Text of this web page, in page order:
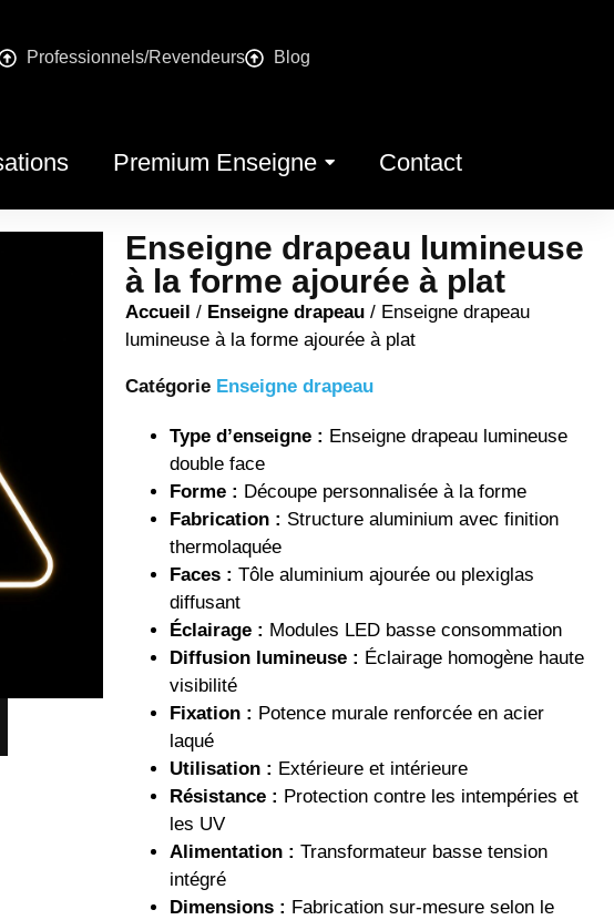
Professionnels/Revendeurs Blog
Premium Enseigne Contact
Enseigne drapeau lumineuse
à la forme ajourée à plat
Accueil / Enseigne drapeau/ Enseigne drapeau
lumineuse à la forme ajourée à plat
Catégorie Enseigne drapeau
Type d’enseigne : Enseigne drapeau lumineuse
double face
Forme : Découpe personnalisée à la forme
Fabrication : Structure aluminium avec finition
thermolaquée
Faces : Tôle aluminium ajourée ou plexiglas
diffusant
Éclairage : Modules LED basse consommation
Diffusion lumineuse : Éclairage homogène haute
visibilité
Fixation : Potence murale renforcée en acier
laqué
Utilisation : Extérieure et intérieure
Résistance : Protection contre les intempéries et
les UV
Alimentation : Transformateur basse tension
intégré
Dimensions : Fabrication sur-mesure selon le